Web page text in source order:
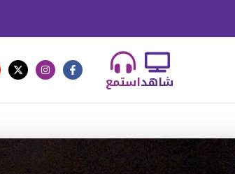
استمعشاهد